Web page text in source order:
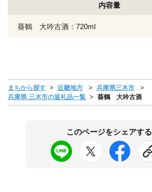
内容量
葵鶴 大吟古酒：720ml
まちから探す 近畿地方
兵庫県三木市
兵庫県 三木市の返礼品一覧
葵鶴 大吟古酒
このページをシェアする